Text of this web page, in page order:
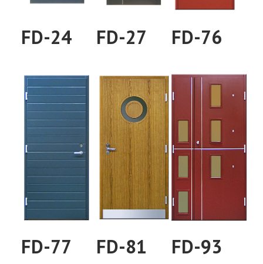
FD-24 FD-27 FD-76
FD-77 FD-81 FD-93